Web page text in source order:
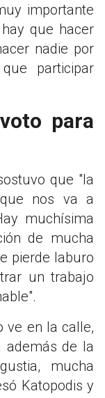
importante
que hacer
nadie por
participar
para
que "la
nos va a
muchísima
de mucha
pierde laburo
un trabajo
ve en la calle,
además de la
mucha
Katopodis y